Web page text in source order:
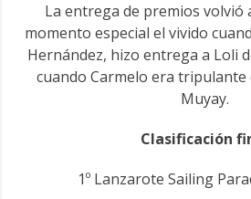
La entrega de premios volvió
momento especial el vivido
Hernández, hizo entrega a Loli
cuando Carmelo era tripulante
Muyay.
Clasificación
1º Lanzarote Sailing